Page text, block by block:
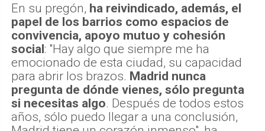
En su pregón, ha reivindicado, además, el
papel de los barrios como espacios de
convivencia, apoyo mutuo y cohesión
social: "Hay algo que siempre me ha
emocionado de esta ciudad, su capacidad
para abrir los brazos. Madrid nunca
pregunta de dónde vienes, sólo pregunta
si necesitas algo. Después de todos estos
años, sólo puedo llegar a una conclusión,